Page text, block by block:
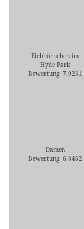
Eichhörnchen im
Hyde Park
Bewertung: 7.9231
Damen
Bewertung: 6.8462